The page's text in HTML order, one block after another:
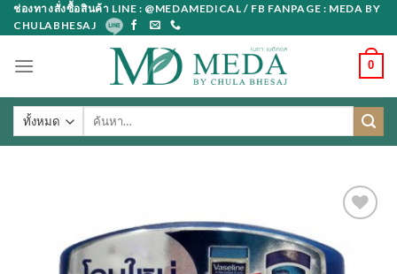
Skip
to
ช่องทางสั่งซื้อสินค้า LINE : @MEDAMEDICAL / FB FANPAGE : MEDA BY
CHULABHESAJ
0
ค้นหา: